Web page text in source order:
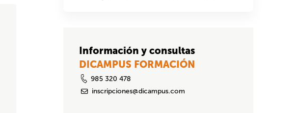
Información y consultas
DICAMPUS FORMACIÓN
985 320 478
inscripciones@dicampus.com